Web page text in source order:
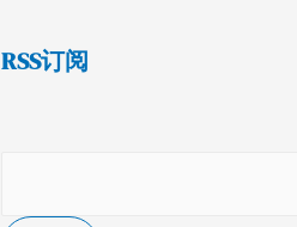
RSS订阅